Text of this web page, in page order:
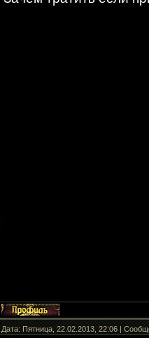
Дата: Пятница, 22.02.2013, 22:06 |